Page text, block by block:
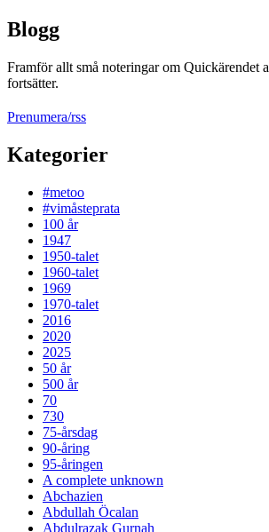
Blogg
Framför allt små noteringar om Quickärendet
fortsätter.
Prenumera/rss
Kategorier
#metoo
#vimåsteprata
100 år
1947
1950-talet
1960-talet
1969
1970-talet
2016
2020
2025
50 år
500 år
70
730
75-årsdag
90-åring
95-åringen
A complete unknown
Abchazien
Abdullah Öcalan
Abdulrazak Gurnah